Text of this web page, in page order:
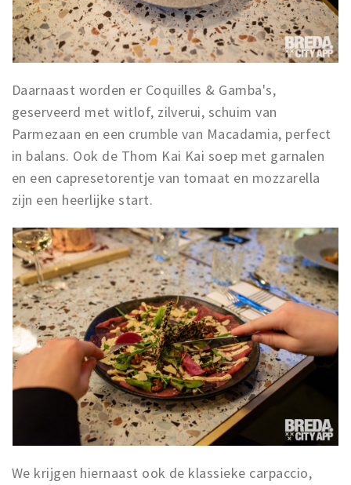
Daarnaast worden er Coquilles & Gamba's,
geserveerd met witlof, zilverui, schuim van
Parmezaan en een crumble van Macadamia, perfect
in balans. Ook de Thom Kai Kai soep met garnalen
en een capresetorentje van tomaat en mozzarella
zijn een heerlijke start.
We krijgen hiernaast ook de klassieke carpaccio,